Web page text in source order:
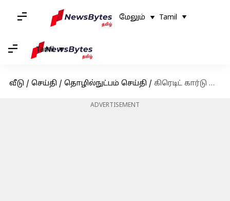
மேலும் Tamil
Tamil
வீடு / செய்தி / தொழில்நுட்பம் செய்தி / கிரெடிட் கார்டு தொகையை EMI மாற்றினால் ஏற்படும் பாதிப்புகள் என்ன?
ADVERTISEMENT